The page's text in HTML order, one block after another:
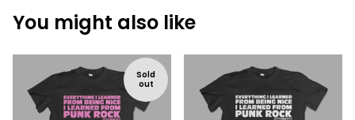
You might also like
Sold
out